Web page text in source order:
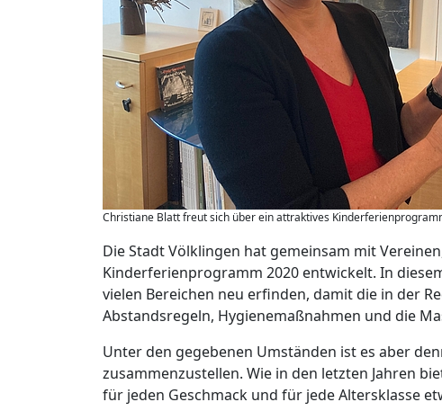
Christiane Blatt freut sich über ein attraktives
Die Stadt Völklingen hat gemeinsam mit
Kinderferienprogramm 2020 entwickelt. In
vielen Bereichen neu erfinden, damit die in der
Abstandsregeln, Hygienemaßnahmen und die
Unter den gegebenen Umständen ist es aber
zusammenzustellen. Wie in den letzten Jahren
für jeden Geschmack und für jede Altersklasse